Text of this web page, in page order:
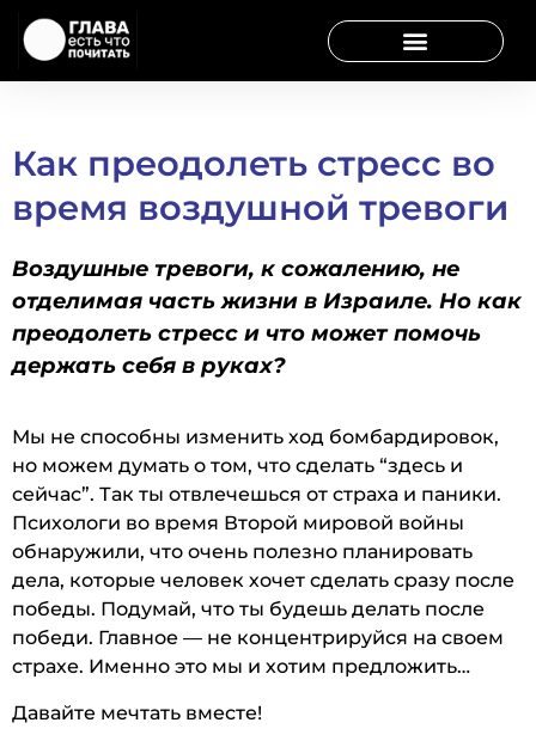
Как преодолеть стресс во
время воздушной тревоги
Воздушные тревоги, к сожалению, не
отделимая часть жизни в Израиле. Но как
преодолеть стресс и что может помочь
держать себя в руках?
Мы не способны изменить ход бомбардировок,
но можем думать о том, что сделать “здесь и
сейчас”. Так ты отвлечешься от страха и паники.
Психологи во время Второй мировой войны
обнаружили, что очень полезно планировать
дела, которые человек хочет сделать сразу после
победы. Подумай, что ты будешь делать после
победи. Главное — не концентрируйся на своем
страхе. Именно это мы и хотим предложить…
Давайте мечтать вместе!